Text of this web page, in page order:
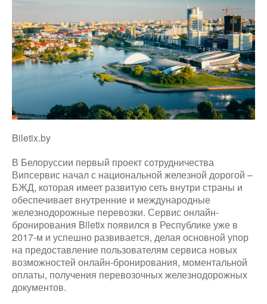
Biletix.by
В Белоруссии первый проект сотрудничества
Випсервис начал с национальной железной дорогой –
БЖД, которая имеет развитую сеть внутри страны и
обеспечивает внутренние и международные
железнодорожные перевозки. Сервис онлайн-
бронирования Biletix появился в Республике уже в
2017-м и успешно развивается, делая основной упор
на предоставление пользователям сервиса новых
возможностей онлайн-бронирования, моментальной
оплаты, получения перевозочных железнодорожных
документов.